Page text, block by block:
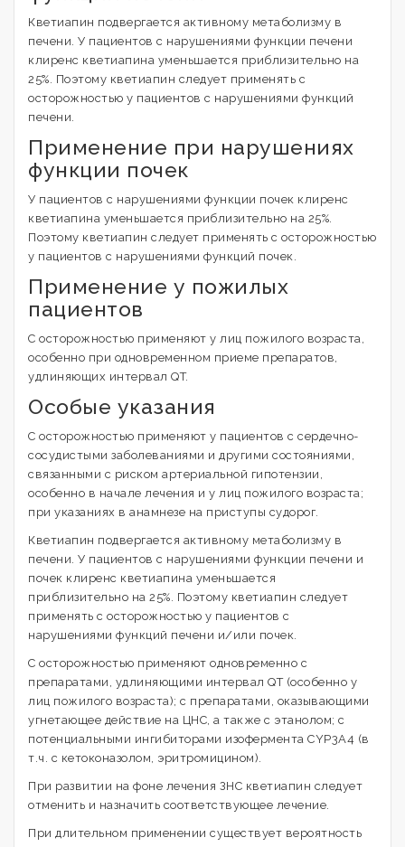
Кветиапин подвергается активному метаболизму в
печени. У пациентов с нарушениями функции печени
клиренс кветиапина уменьшается приблизительно на
25%. Поэтому кветиапин следует применять с
осторожностью у пациентов с нарушениями функций
печени.
Применение при нарушениях
функции почек
У пациентов с нарушениями функции почек клиренс
кветиапина уменьшается приблизительно на 25%.
Поэтому кветиапин следует применять с осторожностью
у пациентов с нарушениями функций почек.
Применение у пожилых
пациентов
С осторожностью применяют у лиц пожилого возраста,
особенно при одновременном приеме препаратов,
удлиняющих интервал QT.
Особые указания
С осторожностью применяют у пациентов с сердечно-
сосудистыми заболеваниями и другими состояниями,
связанными с риском артериальной гипотензии,
особенно в начале лечения и у лиц пожилого возраста;
при указаниях в анамнезе на приступы судорог.
Кветиапин подвергается активному метаболизму в
печени. У пациентов с нарушениями функции печени и
почек клиренс кветиапина уменьшается
приблизительно на 25%. Поэтому кветиапин следует
применять с осторожностью у пациентов с
нарушениями функций печени и/или почек.
С осторожностью применяют одновременно с
препаратами, удлиняющими интервал QT (особенно у
лиц пожилого возраста); с препаратами, оказывающими
угнетающее действие на ЦНС, а также с этанолом; с
потенциальными ингибиторами изофермента CYP3A4 (в
т.ч. с кетоконазолом, эритромицином).
При развитии на фоне лечения ЗНС кветиапин следует
отменить и назначить соответствующее лечение.
При длительном применении существует вероятность